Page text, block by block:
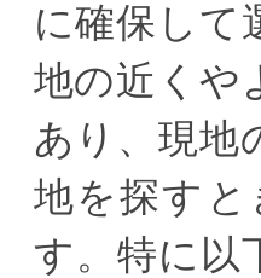
に確保して
地の近くや
あり、現地
地を探す
す。特に以